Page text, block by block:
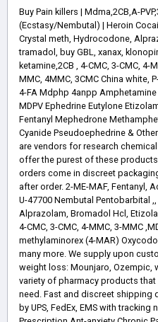
Buy Pain killers | Mdma,2CB,A-
(Ecstasy/Nembutal) | Heroin
Crystal meth, Hydrocodone,
tramadol, buy GBL, xanax,
ketamine,2CB , 4-CMC, 3-CMC, 4-
MMC, 4MMC, 3CMC China white,
4-FA Mdphp 4anpp Amphetamine
MDPV Ephedrine Eutylone
Fentanyl Mephedrone
Cyanide Pseudoephedrine &
are vendors for research
offer the purest of these products
orders come in discreet
after order. 2-ME-MAF, Fentanyl,
U-47700 Nembutal Pentobarbital
Alprazolam, Bromadol Hcl,
4-CMC, 3-CMC, 4-MMC, 3-MMC
methylaminorex (4-MAR)
many more. We supply upon
weight loss: Mounjaro, Ozempic,
variety of pharmacy products
need. Fast and discreet shipping
by UPS, FedEx, EMS with